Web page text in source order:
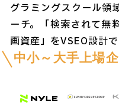
グラミングスクール領
ーチ。「検索されて無
画資産」をVSEO設計で
中小～大手上場